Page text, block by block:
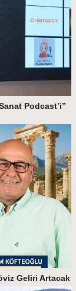
Podcast’i”
Geliri Artacak